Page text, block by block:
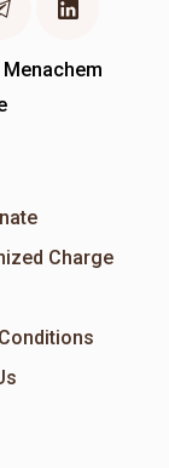
Charge